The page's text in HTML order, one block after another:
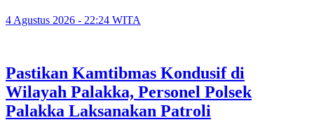
4 Agustus 2026 - 22:24 WITA
Pastikan Kamtibmas Kondusif di
Wilayah Palakka, Personel Polsek
Palakka Laksanakan Patroli